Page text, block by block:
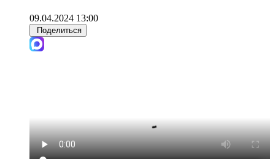
09.04.2024 13:00
Поделиться